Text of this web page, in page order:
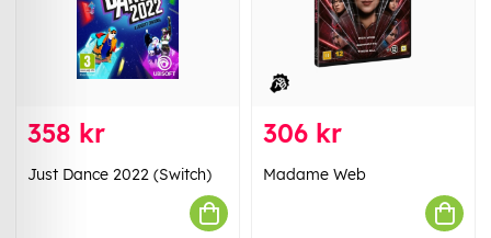
358 kr
Just Dance 2022 (Switch)
306 kr
Madame Web